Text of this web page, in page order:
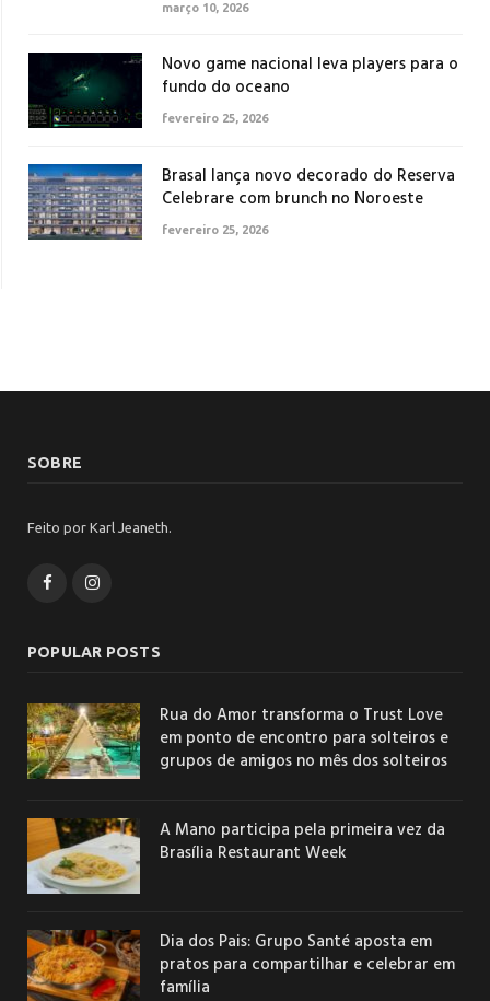
março 10, 2026
Novo game nacional leva players para o
fundo do oceano
fevereiro 25, 2026
Brasal lança novo decorado do Reserva
Celebrare com brunch no Noroeste
fevereiro 25, 2026
SOBRE
Feito por Karl Jeaneth.
FacebookInstagram
POPULAR POSTS
Rua do Amor transforma o Trust Love
em ponto de encontro para solteiros e
grupos de amigos no mês dos solteiros
A Mano participa pela primeira vez da
Brasília Restaurant Week
Dia dos Pais: Grupo Santé aposta em
pratos para compartilhar e celebrar em
família